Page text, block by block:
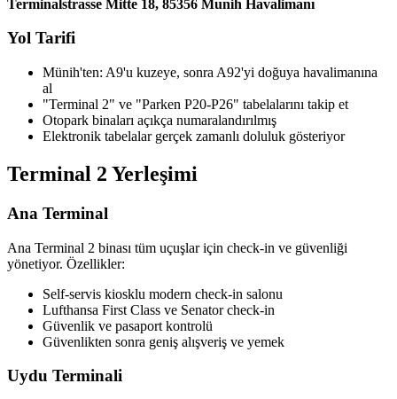
Terminalstrasse Mitte 18, 85356 Munih Havalimanı
Yol Tarifi
Münih'ten: A9'u kuzeye, sonra A92'yi doğuya havalimanına
al
"Terminal 2" ve "Parken P20-P26" tabelalarını takip et
Otopark binaları açıkça numaralandırılmış
Elektronik tabelalar gerçek zamanlı doluluk gösteriyor
Terminal 2 Yerleşimi
Ana Terminal
Ana Terminal 2 binası tüm uçuşlar için check-in ve güvenliği
yönetiyor. Özellikler:
Self-servis kiosklu modern check-in salonu
Lufthansa First Class ve Senator check-in
Güvenlik ve pasaport kontrolü
Güvenlikten sonra geniş alışveriş ve yemek
Uydu Terminali